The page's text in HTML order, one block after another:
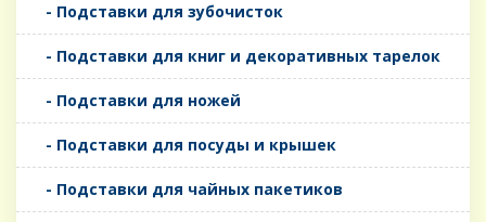
- Подставки для зубочисток
- Подставки для книг и декоративных тарелок
- Подставки для ножей
- Подставки для посуды и крышек
- Подставки для чайных пакетиков